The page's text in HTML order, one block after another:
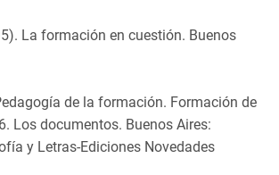
La formación en cuestión. Buenos
de la formación. Formación de
Los documentos. Buenos Aires:
y Letras-Ediciones Novedades